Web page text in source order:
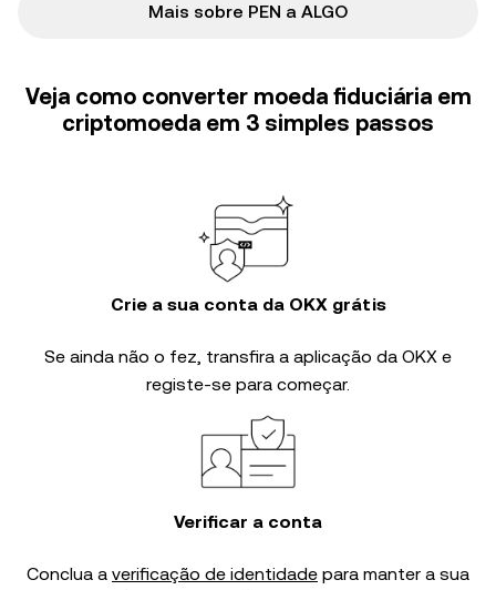
Mais sobre PEN a ALGO
Veja como converter moeda fiduciária em
criptomoeda em 3 simples passos
Crie a sua conta da OKX grátis
Se ainda não o fez, transfira a aplicação da OKX e
registe-se para começar.
Verificar a conta
Conclua a verificação de identidade para manter a sua